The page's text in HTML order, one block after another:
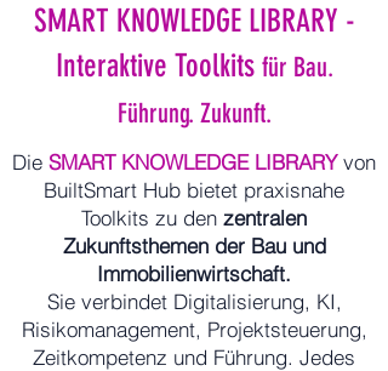
SMART KNOWLEDGE LIBRARY -
Interaktive Toolkits für Bau.
Führung. Zukunft.
Die SMART KNOWLEDGE LIBRARYvon
BuiltSmart Hub bietet praxisnahe
Toolkits zu den zentralen
Zukunftsthemen der Bau und
Immobilienwirtschaft.
Sie verbindet Digitalisierung, KI,
Risikomanagement, Projektsteuerung,
Zeitkompetenz und Führung. Jedes